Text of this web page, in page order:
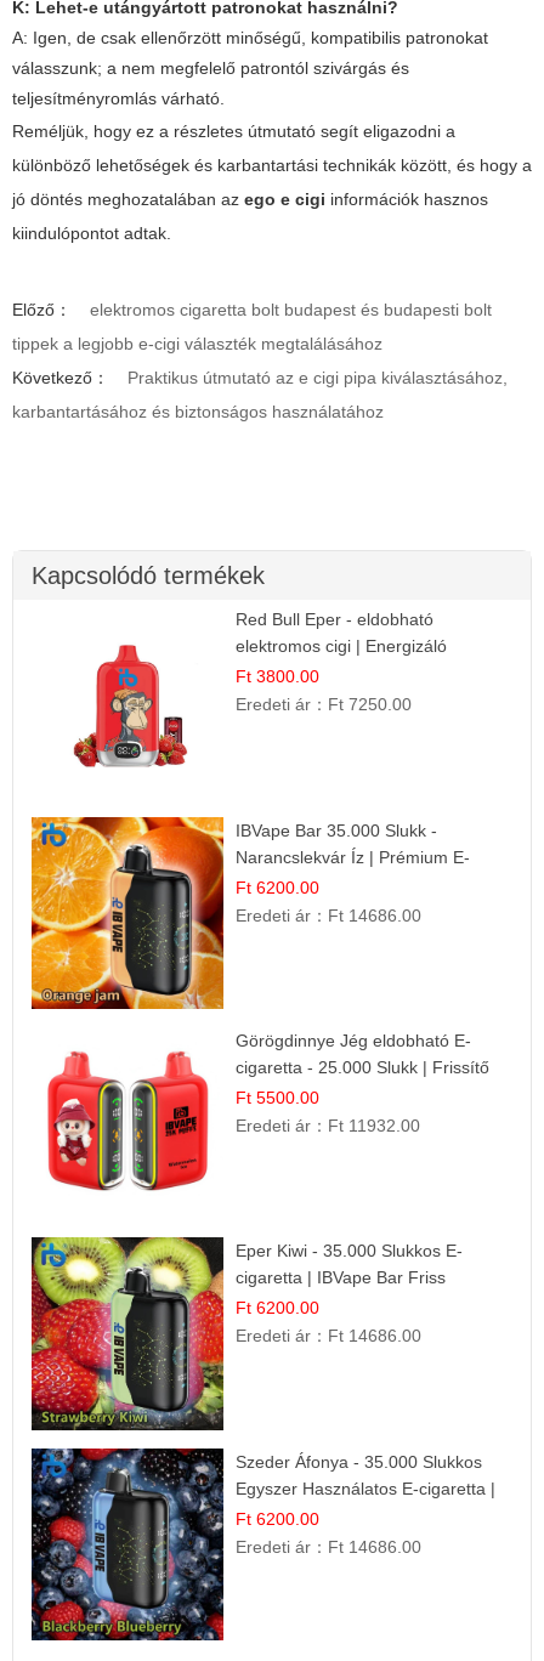
K: Lehet-e utángyártott patronokat használni?
A: Igen, de csak ellenőrzött minőségű, kompatibilis patronokat
válasszunk; a nem megfelelő patrontól szivárgás és
teljesítményromlás várható.
Reméljük, hogy ez a részletes útmutató segít eligazodni a
különböző lehetőségek és karbantartási technikák között, és hogy a
jó döntés meghozatalában az ego e cigi információk hasznos
kiindulópontot adtak.
Előző：
elektromos cigaretta bolt budapest és budapesti bolt
tippek a legjobb e-cigi választék megtalálásához
Következő：
Praktikus útmutató az e cigi pipa kiválasztásához,
karbantartásához és biztonságos használatához
Kapcsolódó termékek
Red Bull Eper - eldobható
elektromos cigi | Energizáló
Gyümölcs Íz
Ft 3800.00
Eredeti ár： Ft 7250.00
IBVape Bar 35.000 Slukk -
Narancslekvár Íz | Prémium E-
cigaretta
Ft 6200.00
Eredeti ár： Ft 14686.00
Görögdinnye Jég eldobható E-
cigaretta - 25.000 Slukk | Frissítő
Nyári Íz
Ft 5500.00
Eredeti ár： Ft 11932.00
Eper Kiwi - 35.000 Slukkos E-
cigaretta | IBVape Bar Friss
Gyümölcs Ízek
Ft 6200.00
Eredeti ár： Ft 14686.00
Szeder Áfonya - 35.000 Slukkos
Egyszer Használatos E-cigaretta |
Prémium Ízélmény
Ft 6200.00
Eredeti ár： Ft 14686.00